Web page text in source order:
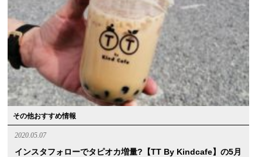
その他おすすめ情報
2020.05.07
インスタフォローでタピオカ増量?【TT By Kindcafe】の5月